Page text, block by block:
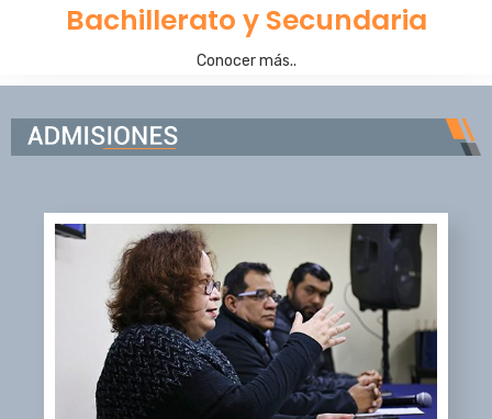
Bachillerato y Secundaria
Conocer más..